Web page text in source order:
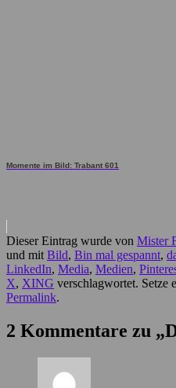
Momente im Bild: Trabant 601
Dieser Eintrag wurde von Mister
und mit Bild, Bin mal gespannt,
LinkedIn, Media, Medien,
X, XING verschlagwortet. Setze
Permalink.
2 Kommentare zu „